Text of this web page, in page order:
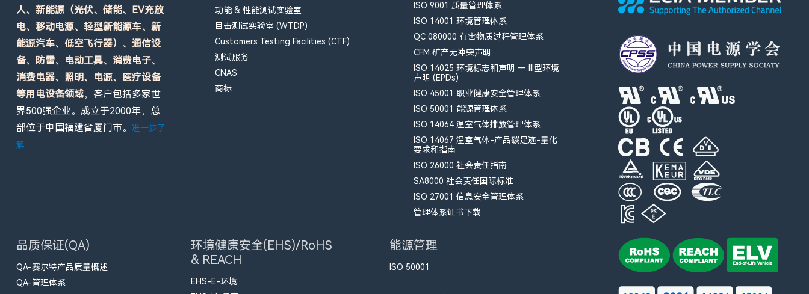
人、新能源（光伏、储能、EV充放
电、移动电源、轻型新能源车、新
能源汽车、低空飞行器）、通信设
备、防雷、电动工具、消费电子、
消费电器、照明、电源、医疗设备
等用电设备领域，客户包括多家世
界500强企业。成立于2000年，总
部位于中国福建省厦门市。
进一步了
解
功能 & 性能测试实验室
目击测试实验室 (WTDP)
Customers Testing Facilities (CTF)
测试服务
CNAS
商标
ISO 9001 质量管理体系
ISO 14001 环境管理体系
QC 080000 有害物质过程管理体系
CFM​ 矿产无冲突声明
ISO 14025 环境标志和声明 — III型环境
声明 (EPDs)
ISO 45001 职业健康安全管理体系
ISO 50001 能源管理体系
ISO 14064 温室气体排放管理体系
ISO 14067 温室气体-产品碳足迹-量化
要求和指南
ISO 26000 社会责任指南
SA8000 社会责任国际标准
ISO 27001 信息安全管理体系
管理体系证书下载
品质保证(QA)
QA-赛尔特产品质量概述
QA-管理体系
环境健康安全(EHS)/RoHS
& REACH
EHS-E-环境
能源管理
ISO 50001